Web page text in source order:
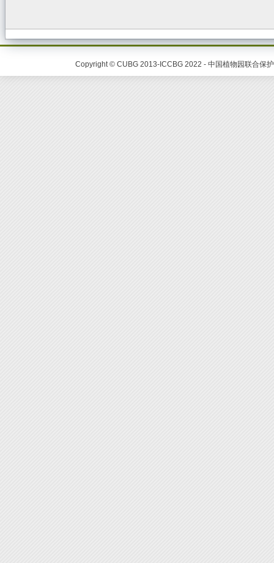
Copyright © CUBG 2013-ICCBG 2022 - 中国植物园联合保